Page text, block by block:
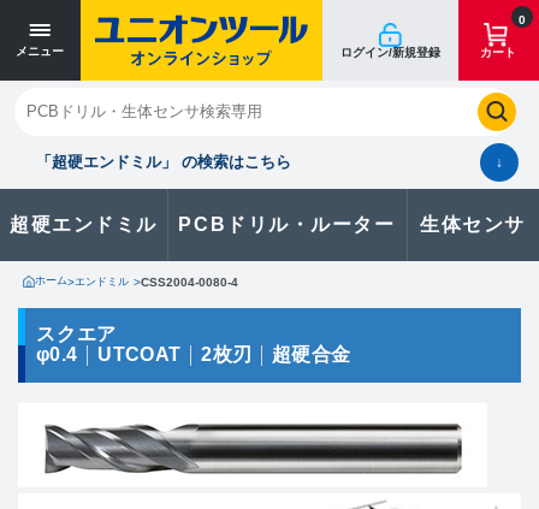
メニュー ログイン/新規登録
0
カート
「超硬エンドミル」 の検索はこちら ↓
超硬エンドミル PCBドリル・ルーター 生体センサ
閉じる
お気に入り クイックオーダー 購入履歴
製品に関するお問い合わせはこちら
カタログ一覧
ホーム>エンドミル >CSS2004-0080-4
スクエア
φ0.4
UTCOAT 2枚刃 超硬合金
寸法単位 [mm]
寸法単位 [mm]